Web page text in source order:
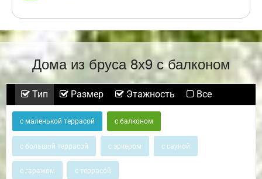
Дома из бруса 8х9 с балконом
Тип Размер Этажность Все
с маленькой террасой с балконом
с большой террасой с эркером с сауной
с гаражом с террасой